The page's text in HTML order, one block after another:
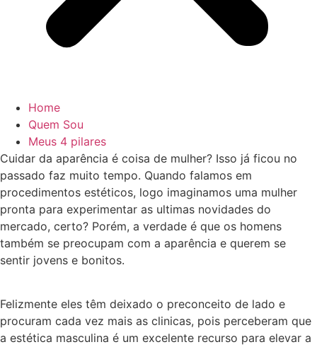
Home
Quem Sou
Meus 4 pilares
Cuidar da aparência é coisa de mulher? Isso já ficou no
passado faz muito tempo. Quando falamos em
procedimentos estéticos, logo imaginamos uma mulher
pronta para experimentar as ultimas novidades do
mercado, certo? Porém, a verdade é que os homens
também se preocupam com a aparência e querem se
sentir jovens e bonitos.
Felizmente eles têm deixado o preconceito de lado e
procuram cada vez mais as clinicas, pois perceberam que
a estética masculina é um excelente recurso para elevar a